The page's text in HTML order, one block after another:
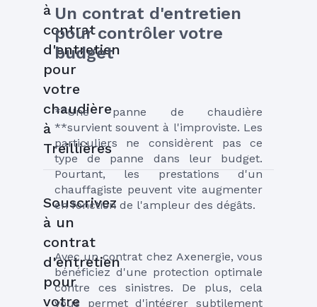
Un contrat d'entretien
pour contrôler votre
budget
**Une panne de chaudière
**survient souvent à l'improviste. Les
particuliers ne considèrent pas ce
type de panne dans leur budget.
Pourtant, les prestations d'un
chauffagiste peuvent vite augmenter
en fonction de l'ampleur des dégâts.
Avec un contrat chez Axenergie, vous
bénéficiez d'une protection optimale
contre ces sinistres. De plus, cela
vous permet d'intégrer subtilement
à
contrat
d'entretien
pour
votre
chaudière
à
Treillières
Souscrivez
à un
contrat
d'entretien
pour
votre